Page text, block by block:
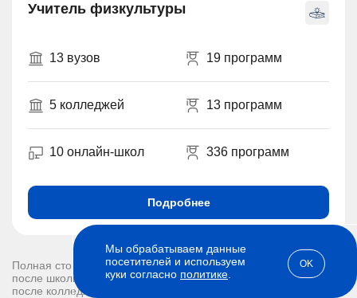
Учитель физкультуры
13 вузов 19 программ
5 колледжей 13 программ
10 онлайн-школ 336 программ
Подробнее
Полная стоимость обучения:
после школы - 270000 рублей
после колледжа или вуза - 150000 рублей
Мы обрабатываем данные
посетителей и используем
куки согласно политике
OK